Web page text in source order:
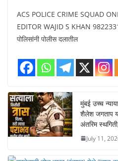
ACS POLICE CRIME SQUAD
EDITOR WAJID S KHAN
पोलिसांनी पोलीस दलातील
मुंबई उच्च
शैलेश जगताप
अंतरिम
July 11,